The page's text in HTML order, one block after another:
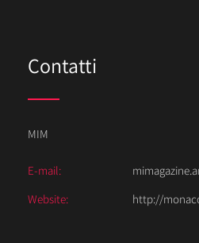
Contatti
MIM
E-mail:
Website:
http://